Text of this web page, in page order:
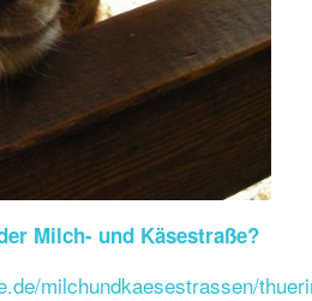
Milch- und Käsestraße?
milchundkaesestrassen/